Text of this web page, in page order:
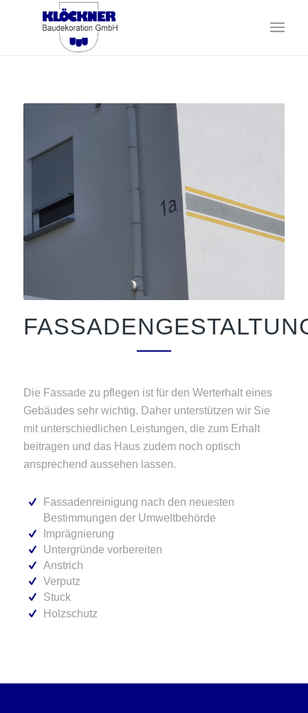
Die Fassade zu pflegen ist für den Werterhalt eines
Gebäudes sehr wichtig. Daher unterstützen wir Sie
mit unterschiedlichen Leistungen, die zum Erhalt
beitragen und das Haus zudem noch optisch
ansprechend aussehen lassen.
Fassadenreinigung nach den neuesten
Bestimmungen der Umweltbehörde
Imprägnierung
Untergründe vorbereiten
Anstrich
Verputz
Stuck
Holzschutz